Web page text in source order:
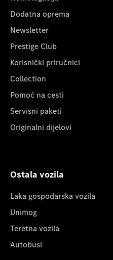
Dodatna oprema
Newsletter
Prestige Club
Korisnički priručnici
Collection
Pomoć na cesti
Servisni paketi
Originalni dijelovi
Ostala vozila
Laka gospodarska vozila
Unimog
Teretna vozila
Autobusi